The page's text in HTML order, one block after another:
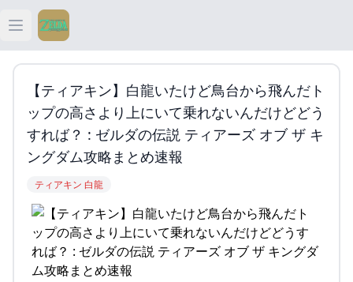
Open main menu
ティアキン
ティアキン 祠
ティアキン 武器
【ティアキン】白龍いたけど鳥台から飛んだト
ップの高さより上にいて乗れないんだけどどう
すれば？ : ゼルダの伝説 ティアーズ オブ ザ キ
ングダム攻略まとめ速報
ティアキン 白龍